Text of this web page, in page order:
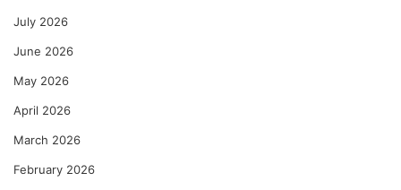
July 2026
June 2026
May 2026
April 2026
March 2026
February 2026